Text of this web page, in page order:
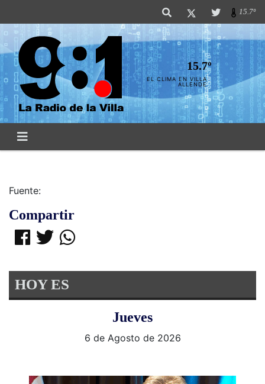
15.7º
15.7º
EL CLIMA EN VILLA
ALLENDE
Fuente:
Compartir
HOY ES
Jueves
6 de Agosto de 2026